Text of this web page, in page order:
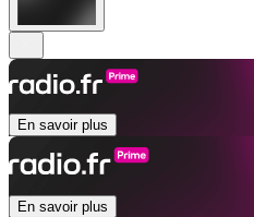
En savoir plus
En savoir plus